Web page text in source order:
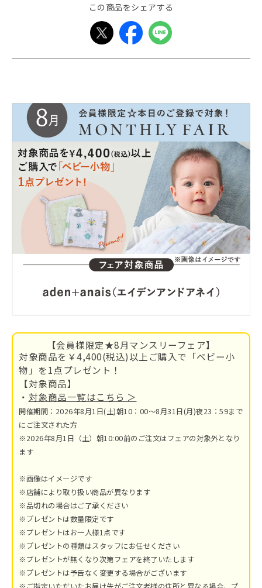
この商品をシェアする
【会員様限定★8月マンスリーフェア】
対象商品を￥4,400(税込)以上ご購入で「ベビー小
物」を1点プレゼント！
【対象商品】
・ 対象商品一覧はこちら ＞
開催期間：2026年8月1日(土)朝10：00～8月31日(月)夜23：59まで
にご注文された方
※2026年8月1日（土）朝10:00前のご注文はフェアの対象外となり
ます
※画像はイメージです
※店舗により取り扱い商品が異なります
※品切れの場合はご了承ください
※プレゼントは数量限定です
※プレゼントはお一人様1点です
※プレゼントの種類はスタッフにお任せください
※プレゼントが無くなり次第フェアを終了いたします
※プレゼントは予告なく変更する場合がございます